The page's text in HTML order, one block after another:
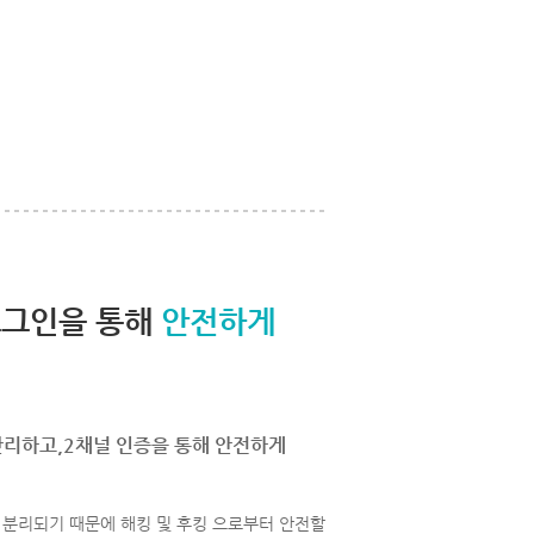
인을 통해 안전하게
하고,2채널 인증을 통해 안전하게
리되기 때문에 해킹 및 후킹 으로부터 안전할